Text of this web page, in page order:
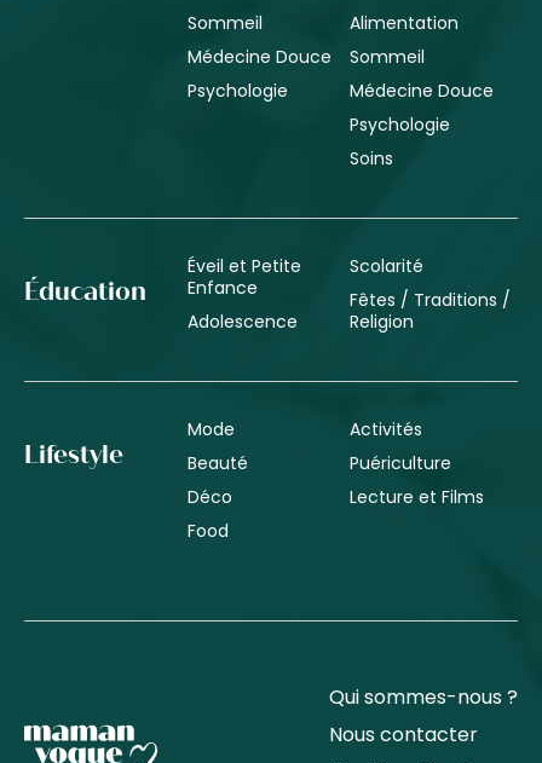
Sommeil
Médecine Douce
Psychologie
Alimentation
Sommeil
Médecine Douce
Psychologie
Soins
Éducation
Éveil et Petite
Enfance
Adolescence
Scolarité
Fêtes / Traditions /
Religion
Lifestyle
Mode
Beauté
Déco
Food
Activités
Puériculture
Lecture et Films
Qui sommes-nous ?
Nous contacter